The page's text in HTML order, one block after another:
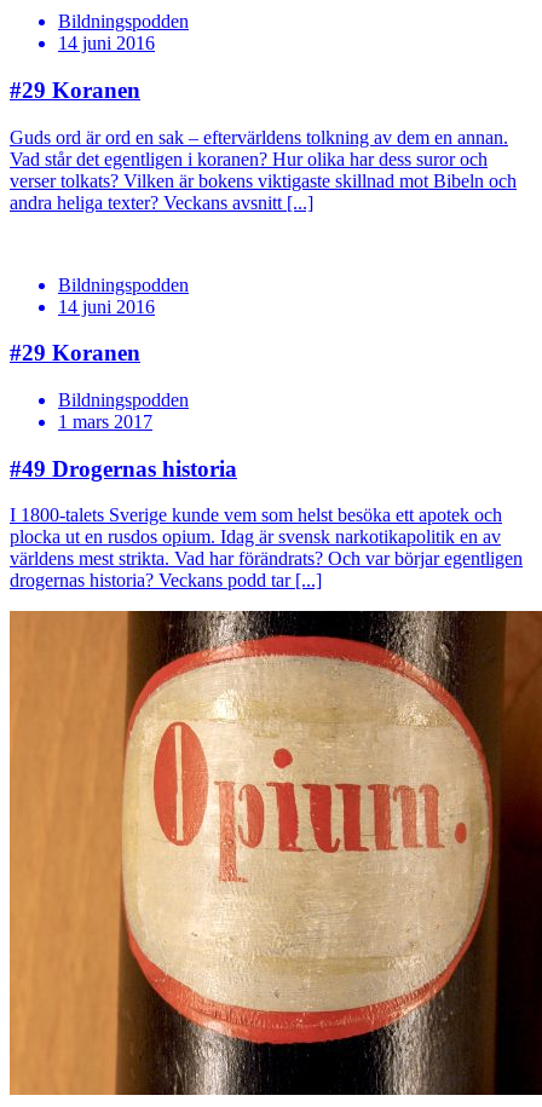
Bildningspodden
14 juni 2016
#29 Koranen
Guds ord är ord en sak – eftervärldens tolkning av dem en annan.
Vad står det egentligen i koranen? Hur olika har dess suror och
verser tolkats? Vilken är bokens viktigaste skillnad mot Bibeln och
andra heliga texter? Veckans avsnitt [...]
Bildningspodden
14 juni 2016
#29 Koranen
Bildningspodden
1 mars 2017
#49 Drogernas historia
I 1800-talets Sverige kunde vem som helst besöka ett apotek och
plocka ut en rusdos opium. Idag är svensk narkotikapolitik en av
världens mest strikta. Vad har förändrats? Och var börjar egentligen
drogernas historia? Veckans podd tar [...]